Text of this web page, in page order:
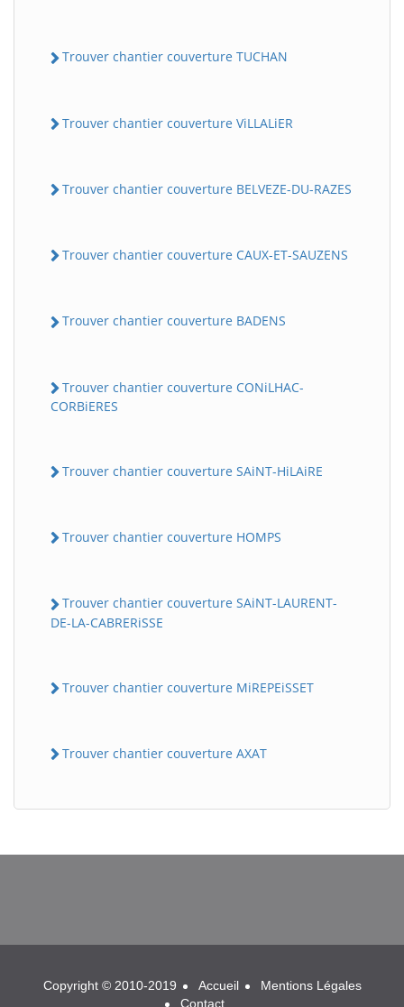
Trouver chantier couverture TUCHAN
Trouver chantier couverture ViLLALiER
Trouver chantier couverture BELVEZE-DU-RAZES
Trouver chantier couverture CAUX-ET-SAUZENS
Trouver chantier couverture BADENS
Trouver chantier couverture CONiLHAC-
CORBiERES
Trouver chantier couverture SAiNT-HiLAiRE
Trouver chantier couverture HOMPS
Trouver chantier couverture SAiNT-LAURENT-
DE-LA-CABRERiSSE
Trouver chantier couverture MiREPEiSSET
Trouver chantier couverture AXAT
BatiWebPro
Copyright © 2010-2019 Accueil
Mentions Légales
Contact